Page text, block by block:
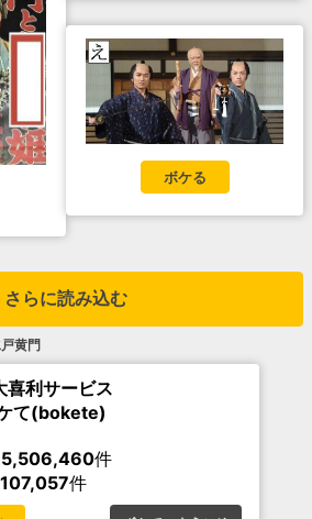
ボケる
さらに読み込む
黄門
喜利サービス
て(bokete)
件
件